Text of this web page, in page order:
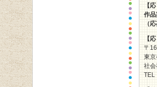
【
作
（
【
〒
東京
社
TEL